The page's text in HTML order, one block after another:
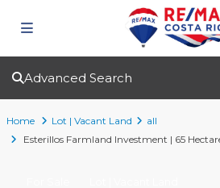
Advanced Search
Home Lot | Vacant Land
all
Esterillos Farmland Investment | 65